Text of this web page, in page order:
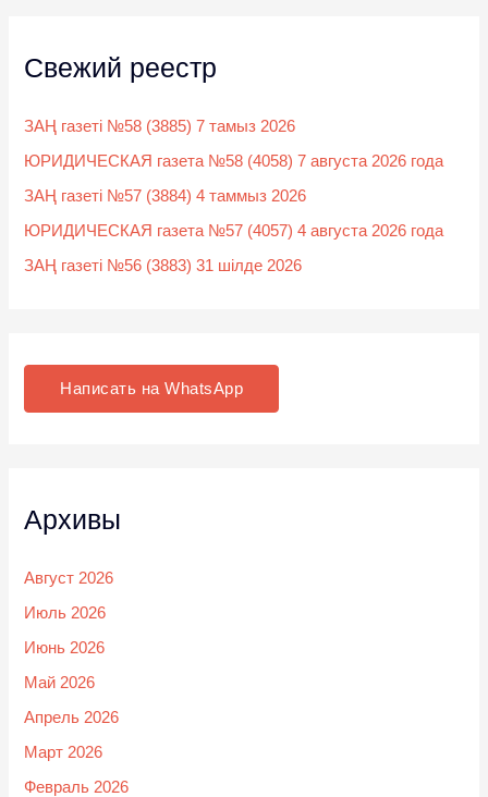
Свежий реестр
ЗАҢ газеті №58 (3885) 7 тамыз 2026
ЮРИДИЧЕСКАЯ газета №58 (4058) 7 августа 2026 года
ЗАҢ газеті №57 (3884) 4 таммыз 2026
ЮРИДИЧЕСКАЯ газета №57 (4057) 4 августа 2026 года
ЗАҢ газеті №56 (3883) 31 шілде 2026
Написать на WhatsApp
Архивы
Август 2026
Июль 2026
Июнь 2026
Май 2026
Апрель 2026
Март 2026
Февраль 2026